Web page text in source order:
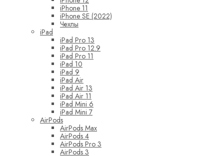
iPhone 11
iPhone SE (2022)
Чехлы
iPad
iPad Pro 13
iPad Pro 12.9
iPad Pro 11
iPad 10
iPad 9
iPad Air
iPad Air 13
iPad Air 11
iPad Mini 6
iPad Mini 7
AirPods
AirPods Max
AirPods 4
AirPods Pro 3
AirPods 3